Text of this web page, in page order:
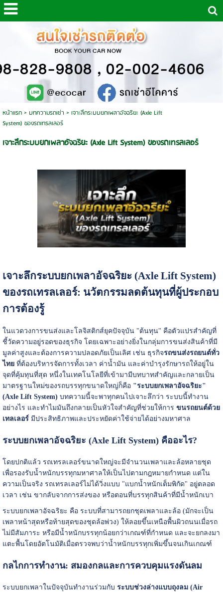
หน้าแรก> บทความรถเช่า > เจาะลึกระบบยกเพลาอัจฉริยะ (Axle Lift
System) ของรถเทรลเลอร์
เจาะลึกระบบยกเพลาอัจฉริยะ (Axle Lift System) ของรถเทรลเลอร์
เจาะลึกระบบยกเพลาอัจฉริยะ (Axle Lift System)
ของรถเทรลเลอร์: นวัตกรรมลดต้นทุนที่ผู้ประกอบ
การต้องรู้
ในแวดวงการขนส่งและโลจิสติกส์ยุคปัจจุบัน "ต้นทุน" คือตัวแปรสำคัญที่
ชี้วัดความอยู่รอดของธุรกิจ โดยเฉพาะอย่างยิ่งในกลุ่มการขนส่งสินค้าที่มี
มูลค่าสูงและต้องการความปลอดภัยเป็นเลิศ เช่น ธุรกิจรถขนส่งรถยนต์ทั่ว
ไทยที่ต้องบริหารจัดการทั้งเวลา ค่าน้ำมัน และค่าบำรุงรักษารถให้อยู่ใน
จุดที่คุ้มทุนที่สุด หนึ่งในเทคโนโลยีที่เข้ามามีบทบาทสำคัญและกลายเป็น
มาตรฐานใหม่ของรถบรรทุกขนาดใหญ่ก็คือ "ระบบยกเพลาอัจฉริยะ"
(Axle Lift System) บทความนี้จะพาทุกคนไปเจาะลึกว่า ระบบนี้ทำงาน
อย่างไร และทำไมมันถึงกลายเป็นหัวใจสำคัญที่ช่วยให้การ ขนรถยนต์ด้วย
เทลเลอร์ มีประสิทธิภาพและประหยัดค่าใช้จ่ายได้อย่างมหาศาล
ระบบยกเพลาอัจฉริยะ (Axle Lift System) คืออะไร?
โดยปกติแล้ว รถเทรลเลอร์ขนาดใหญ่จะมีจำนวนเพลาและล้อหลายชุด
เพื่อรองรับน้ำหนักบรรทุกมหาศาลให้เป็นไปตามกฎหมายกำหนด แต่ใน
ความเป็นจริง รถเทรลเลอร์ไม่ได้วิ่งแบบ "แบกน้ำหนักเต็มพิกัด" อยู่ตลอด
เวลา เช่น ขากลับจากการส่งของ หรือตอนที่บรรทุกสินค้าที่มีน้ำหนักเบา
ระบบยกเพลาอัจฉริยะ คือ ระบบที่สามารถยกชุดเพลาและล้อ (มักจะเป็น
เพลาหน้าสุดหรือท้ายสุดของชุดล้อพ่วง) ให้ลอยขึ้นเหนือพื้นผิวถนนเมื่อรถ
ไม่มีสัมภาระ หรือมีน้ำหนักบรรทุกน้อยกว่าเกณฑ์ที่กำหนด และจะยกลงมา
แตะพื้นโดยอัตโนมัติเมื่อตรวจพบว่าน้ำหนักบรรทุกเพิ่มขึ้นจนเกินเกณฑ์
กลไกการทำงาน: สมองกลและการควบคุมแรงดันลม
ระบบยกเพลาในปัจจุบันทำงานร่วมกับ ระบบช่วงล่างแบบถุงลม (Air